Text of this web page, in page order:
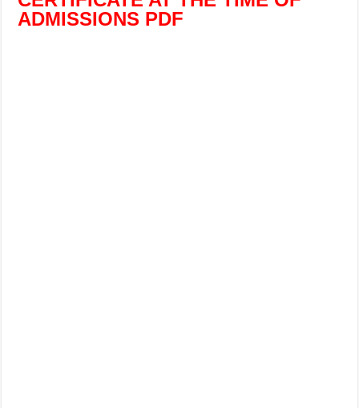
ADMISSIONS PDF